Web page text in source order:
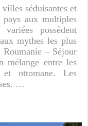
séduisantes et
pays aux multiples
possèdent
mythes les plus
– Séjour
mélange entre les
et ottomane. Les
…